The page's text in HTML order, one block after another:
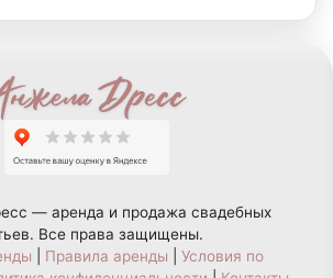
— аренда и продажа свадебных
Все права защищены.
Правила аренды
Условия по